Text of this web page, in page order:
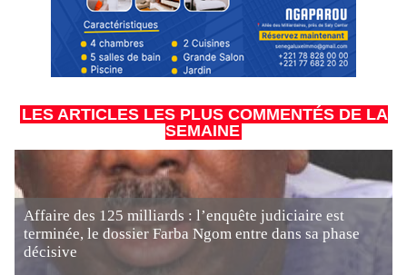
LES ARTICLES LES PLUS COMMENTÉS DE LA
SEMAINE
Affaire des 125 milliards : l’enquête judiciaire est
terminée, le dossier Farba Ngom entre dans sa phase
décisive